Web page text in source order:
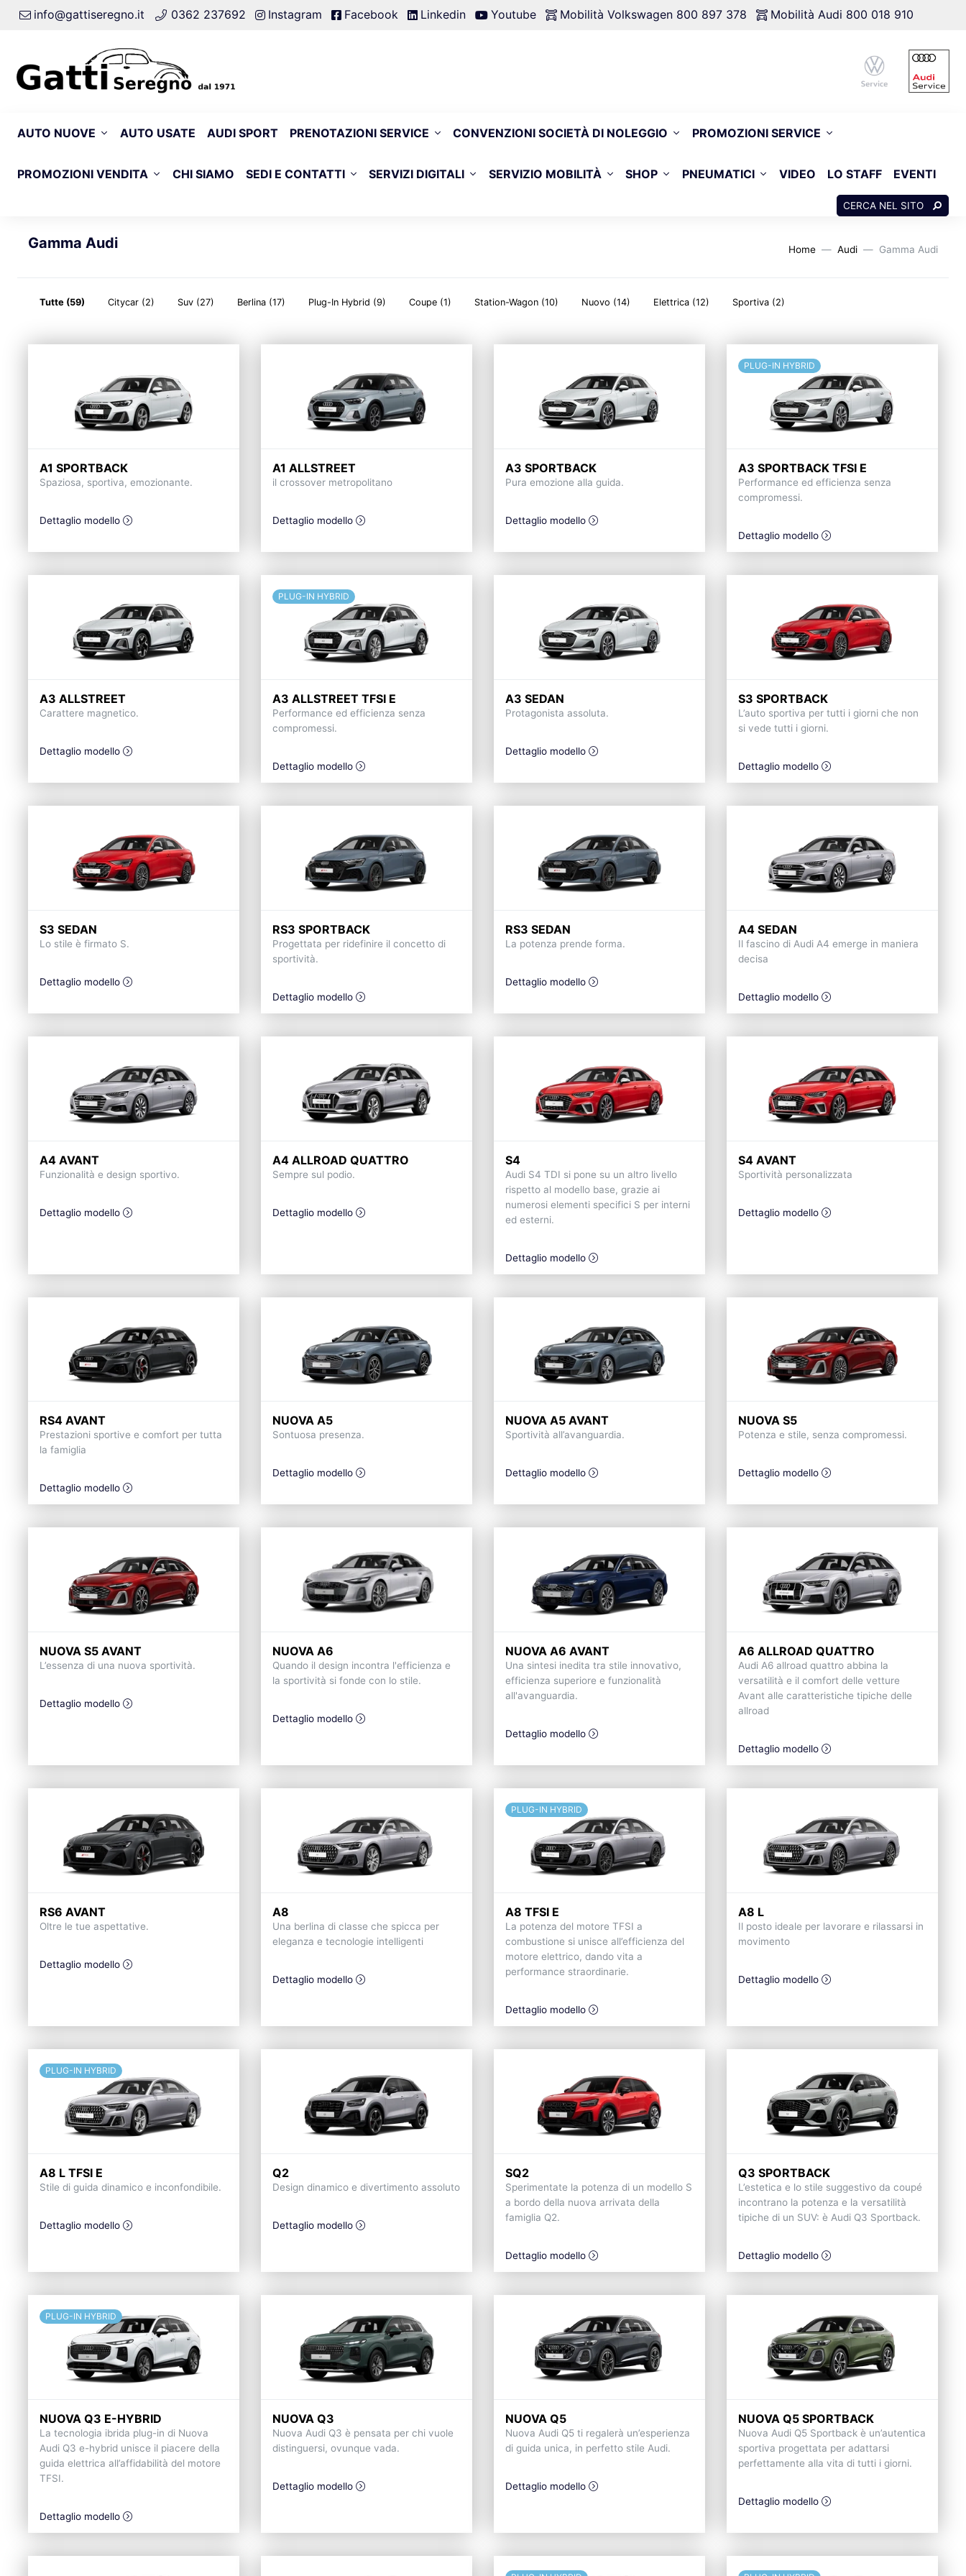
info@gattiseregno.it 0362 237692 Instagram Facebook Linkedin Youtube Mobilità Volkswagen 800 897 378 Mobilità Audi 800 018 910
AUTO NUOVE AUTO USATE AUDI SPORT PRENOTAZIONI SERVICE CONVENZIONI SOCIETÀ DI NOLEGGIO PROMOZIONI SERVICE
PROMOZIONI VENDITA CHI SIAMO SEDI E CONTATTI SERVIZI DIGITALI SERVIZIO MOBILITÀ SHOP PNEUMATICI VIDEO LO STAFF EVENTI
CERCA NEL SITO
Gamma Audi Home Audi Gamma Audi
Tutte (59) Citycar (2) Suv (27) Berlina (17) Plug-In Hybrid (9) Coupe (1) Station-Wagon (10) Nuovo (14) Elettrica (12) Sportiva (2)
A1 SPORTBACK
Spaziosa, sportiva, emozionante.
Dettaglio modello
A1 ALLSTREET
il crossover metropolitano
Dettaglio modello
A3 SPORTBACK
Pura emozione alla guida.
Dettaglio modello
PLUG-IN HYBRID
A3 SPORTBACK TFSI E
Performance ed efficienza senza
compromessi.
Dettaglio modello
A3 ALLSTREET
Carattere magnetico.
Dettaglio modello
PLUG-IN HYBRID
A3 ALLSTREET TFSI E
Performance ed efficienza senza
compromessi.
Dettaglio modello
A3 SEDAN
Protagonista assoluta.
Dettaglio modello
S3 SPORTBACK
L’auto sportiva per tutti i giorni che non
si vede tutti i giorni.
Dettaglio modello
S3 SEDAN
Lo stile è firmato S.
Dettaglio modello
RS3 SPORTBACK
Progettata per ridefinire il concetto di
sportività.
Dettaglio modello
RS3 SEDAN
La potenza prende forma.
Dettaglio modello
A4 SEDAN
Il fascino di Audi A4 emerge in maniera
decisa
Dettaglio modello
A4 AVANT
Funzionalità e design sportivo.
Dettaglio modello
A4 ALLROAD QUATTRO
Sempre sul podio.
Dettaglio modello
S4
Audi S4 TDI si pone su un altro livello
rispetto al modello base, grazie ai
numerosi elementi specifici S per interni
ed esterni.
Dettaglio modello
S4 AVANT
Sportività personalizzata
Dettaglio modello
RS4 AVANT
Prestazioni sportive e comfort per tutta
la famiglia
Dettaglio modello
NUOVA A5
Sontuosa presenza.
Dettaglio modello
NUOVA A5 AVANT
Sportività all’avanguardia.
Dettaglio modello
NUOVA S5
Potenza e stile, senza compromessi.
Dettaglio modello
NUOVA S5 AVANT
L’essenza di una nuova sportività.
Dettaglio modello
NUOVA A6
Quando il design incontra l'efficienza e
la sportività si fonde con lo stile.
Dettaglio modello
NUOVA A6 AVANT
Una sintesi inedita tra stile innovativo,
efficienza superiore e funzionalità
all'avanguardia.
Dettaglio modello
A6 ALLROAD QUATTRO
Audi A6 allroad quattro abbina la
versatilità e il comfort delle vetture
Avant alle caratteristiche tipiche delle
allroad
Dettaglio modello
RS6 AVANT
Oltre le tue aspettative.
Dettaglio modello
A8
Una berlina di classe che spicca per
eleganza e tecnologie intelligenti
Dettaglio modello
PLUG-IN HYBRID
A8 TFSI E
La potenza del motore TFSI a
combustione si unisce all’efficienza del
motore elettrico, dando vita a
performance straordinarie.
Dettaglio modello
A8 L
Il posto ideale per lavorare e rilassarsi in
movimento
Dettaglio modello
PLUG-IN HYBRID
A8 L TFSI E
Stile di guida dinamico e inconfondibile.
Dettaglio modello
Q2
Design dinamico e divertimento assoluto
Dettaglio modello
SQ2
Sperimentate la potenza di un modello S
a bordo della nuova arrivata della
famiglia Q2.
Dettaglio modello
Q3 SPORTBACK
L’estetica e lo stile suggestivo da coupé
incontrano la potenza e la versatilità
tipiche di un SUV: è Audi Q3 Sportback.
Dettaglio modello
PLUG-IN HYBRID
NUOVA Q3 E-HYBRID
La tecnologia ibrida plug-in di Nuova
Audi Q3 e-hybrid unisce il piacere della
guida elettrica all’affidabilità del motore
TFSI.
Dettaglio modello
NUOVA Q3
Nuova Audi Q3 è pensata per chi vuole
distinguersi, ovunque vada.
Dettaglio modello
NUOVA Q5
Nuova Audi Q5 ti regalerà un’esperienza
di guida unica, in perfetto stile Audi.
Dettaglio modello
NUOVA Q5 SPORTBACK
Nuova Audi Q5 Sportback è un’autentica
sportiva progettata per adattarsi
perfettamente alla vita di tutti i giorni.
Dettaglio modello